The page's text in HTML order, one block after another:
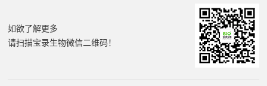
如欲了解更多
请扫描宝录生物微信二维码！